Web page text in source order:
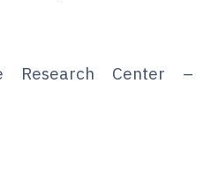
Research Center –